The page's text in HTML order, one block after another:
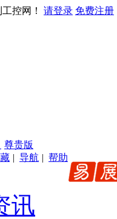
控网！ 请登录 免费注册
尊贵版
| 导航 | 帮助
讯